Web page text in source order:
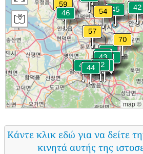
map ©
Κάντε κλικ εδώ για να δείτε
κινητά αυτής της